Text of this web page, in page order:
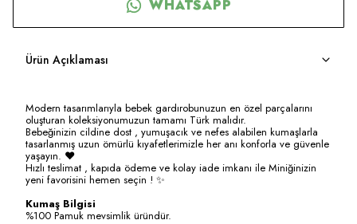
WHATSAPP
Ürün Açıklaması
Modern tasarımlarıyla bebek gardırobunuzun en özel parçalarını
oluşturan koleksiyonumuzun tamamı Türk malıdır.
Bebeğinizin cildine dost , yumuşacık ve nefes alabilen kumaşlarla
tasarlanmış uzun ömürlü kıyafetlerimizle her anı konforla ve güvenle
yaşayın. ❤️
Hızlı teslimat , kapıda ödeme ve kolay iade imkanı ile Miniğinizin
yeni favorisini hemen seçin ! ✨
Kumaş Bilgisi
%100 Pamuk mevsimlik üründür.